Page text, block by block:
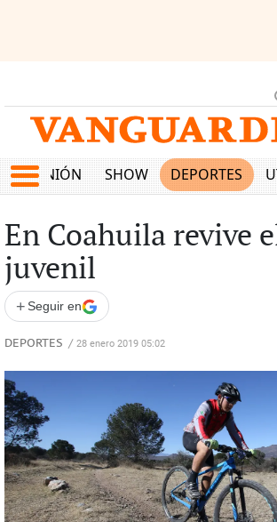
OPINIÓN SHOW DEPORTES
En Coahuila revive
juvenil
+ Seguir en
DEPORTES / 28 enero 2019 05:02